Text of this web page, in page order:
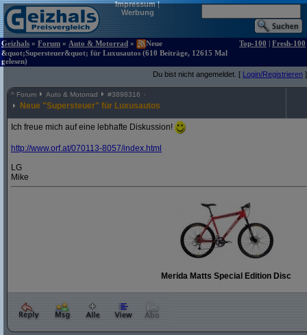
Impressum|
Werbung
Geizhals » Forum » Auto & Motorrad »
Neue
&quot;Supersteuer&quot; für Luxusautos (610 Beiträge, 12615 Mal
gelesen)
Top-100 | Fresh-100
Du bist nicht angemeldet. [ Login/Registrieren ]
^ Forum Auto & Motorrad #3898316
Neue "Supersteuer" für Luxusautos
Ich freue mich auf eine lebhafte Diskussion!
http://www.orf.at/070113-8057/index.html
LG
Mike
Merida Matts Special Edition Disc